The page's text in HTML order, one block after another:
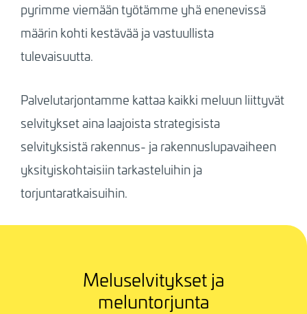
pyrimme viemään työtämme yhä enenevissä
määrin kohti kestävää ja vastuullista
tulevaisuutta.
Palvelutarjontamme kattaa kaikki meluun liittyvät
selvitykset aina laajoista strategisista
selvityksistä rakennus- ja rakennuslupavaiheen
yksityiskohtaisiin tarkasteluihin ja
torjuntaratkaisuihin.
Meluselvitykset ja
meluntorjunta